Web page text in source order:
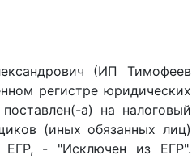
(ИП Тимофеев
регистре юридических
a) на налоговый
(иных обязанных лиц)
ЕГР, - "Исключен из ЕГР".